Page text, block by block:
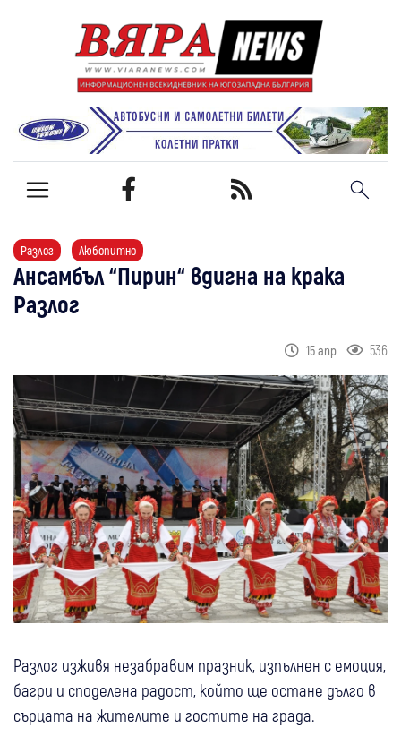
Разлог Любопитно
Ансамбъл “Пирин“ вдигна на крака
Разлог
15 апр 536
Разлог изживя незабравим празник, изпълнен с емоция,
багри и споделена радост, който ще остане дълго в
сърцата на жителите и гостите на града.